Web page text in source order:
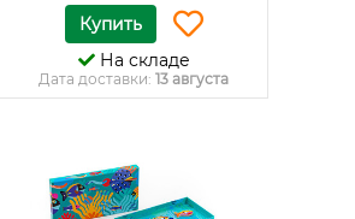
Купить
На складе
Дата доставки: 13 августа